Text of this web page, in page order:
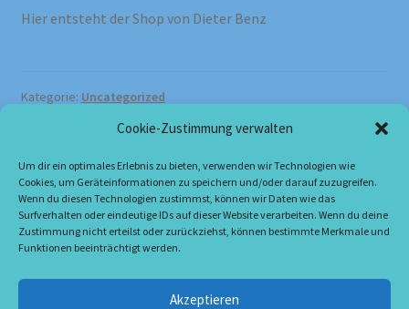
Cookie-Zustimmung verwalten
Um dir ein optimales Erlebnis zu bieten, verwenden wir Technologien wie
Cookies, um Geräteinformationen zu speichern und/oder darauf zuzugreifen.
Wenn du diesen Technologien zustimmst, können wir Daten wie das
Surfverhalten oder eindeutige IDs auf dieser Website verarbeiten. Wenn du deine
Zustimmung nicht erteilst oder zurückziehst, können bestimmte Merkmale und
Funktionen beeinträchtigt werden.
Akzeptieren
Hier entsteht der Shop von Dieter Benz
Kategorie: Uncategorized
© Dieter Benz Kunst 2026